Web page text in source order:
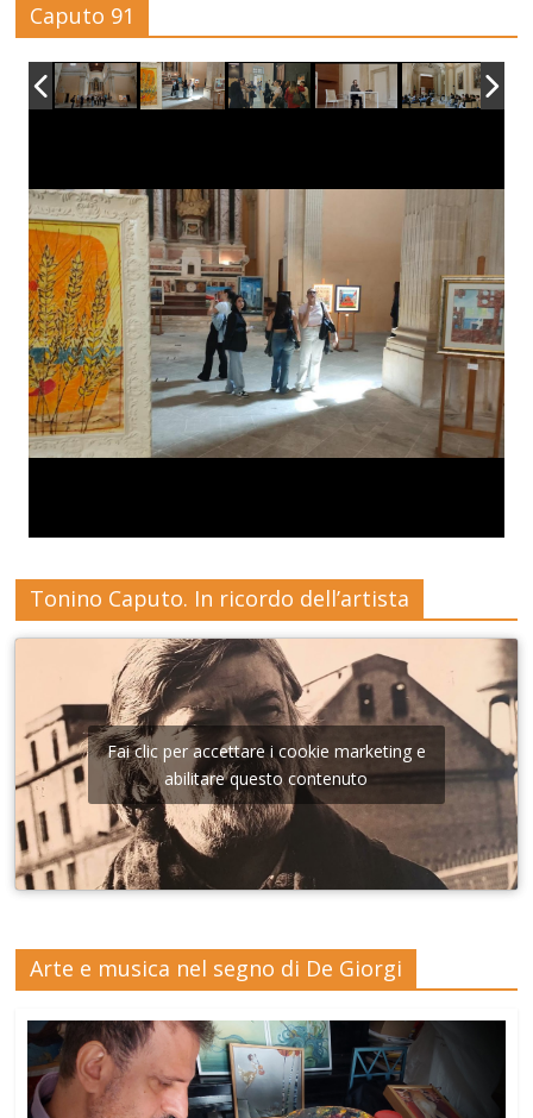
Caputo 91
Tonino Caputo. In ricordo dell’artista
Fai clic per accettare i cookie marketing e
abilitare questo contenuto
Arte e musica nel segno di De Giorgi